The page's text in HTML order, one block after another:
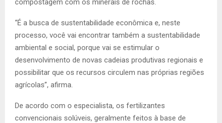
“É a busca de sustentabilidade econômica e, neste
processo, você vai encontrar também a sustentabilidade
ambiental e social, porque vai se estimular o
desenvolvimento de novas cadeias produtivas regionais e
possibilitar que os recursos circulem nas próprias regiões
agrícolas”, afirma.
De acordo com o especialista, os fertilizantes
convencionais solúveis, geralmente feitos à base de